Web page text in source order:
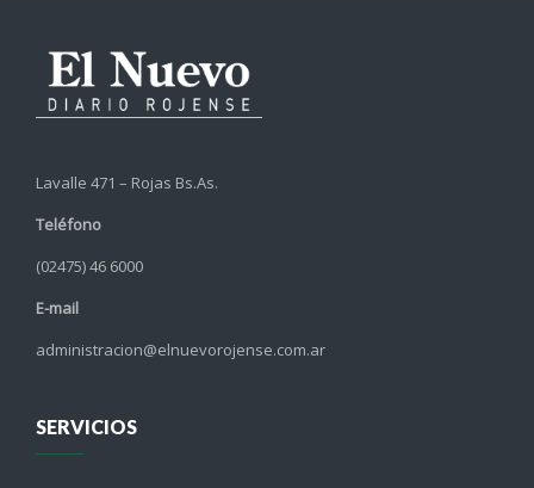
Lavalle 471 – Rojas Bs.As.
Teléfono
(02475) 46 6000
E-mail
administracion@elnuevorojense.com.ar
SERVICIOS